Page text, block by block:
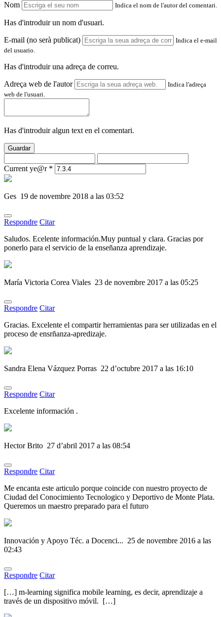
Nom Indica el nom de l'autor del comentari.
Has d'introduir un nom d'usuari.
E-mail (no serà publicat)
Indica el e-mail
del usuario.
Has d'introduir una adreça de correu.
Adreça web de l'autor
Indica l'adreça
web de l'usuari.
Has d'introduir algun text en el comentari.
Guardar
Current ye@r *
Ges 19 de novembre 2018 a las 03:52
Respondre Citar
Saludos. Ecelente información.Muy puntual y clara. Gracias por
ponerlo para el servicio de la enseñanza aprendizaje.
María Victoria Corea Viales 23 de novembre 2017 a las 05:25
Respondre Citar
Gracias. Excelente el compartir herramientas para ser utilizadas en el
proceso de ensrñanza-apredizaje.
Sandra Elena Vázquez Porras 22 d’octubre 2017 a las 16:10
Respondre Citar
Excelente información .
Hector Brito 27 d’abril 2017 a las 08:54
Respondre Citar
Me encanta este articulo porque coincide con nuestro proyecto de
Ciudad del Conocimiento Tecnologico y Deportivo de Monte Plata.
Queremos un maestro preparado para el futuro
Innovación y Apoyo Téc. a Docenci... 25 de novembre 2016 a las
02:43
Respondre Citar
[…] m-learning significa mobile learning, es decir, aprendizaje a
través de un dispositivo móvil. […]